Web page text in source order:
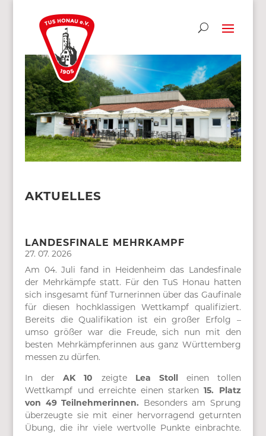
AKTUELLES
LANDESFINALE MEHRKAMPF
27. 07. 2026
Am 04. Juli fand in Heidenheim das Landesfinale
der Mehrkämpfe statt. Für den TuS Honau hatten
sich insgesamt fünf Turnerinnen über das Gaufinale
für diesen hochklassigen Wettkampf qualifiziert.
Bereits die Qualifikation ist ein großer Erfolg –
umso größer war die Freude, sich nun mit den
besten Mehrkämpferinnen aus ganz Württemberg
messen zu dürfen.
In derAK 10 zeigte Lea Stolleinen tollen
Wettkampf und erreichte einen starken15. Platz
von 49 Teilnehmerinnen. Besonders am Sprung
überzeugte sie mit einer hervorragend geturnten
Übung, die ihr viele wertvolle Punkte einbrachte.